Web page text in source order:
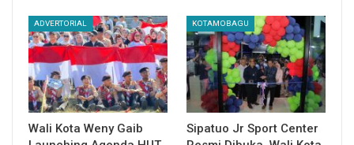
ADVERTORIAL
Wali Kota Weny Gaib
KOTAMOBAGU
Sipatuo Jr Sport Center